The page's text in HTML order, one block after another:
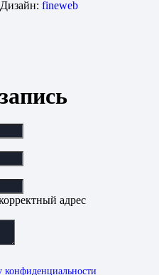
fineweb
адрес
конфиденциальности